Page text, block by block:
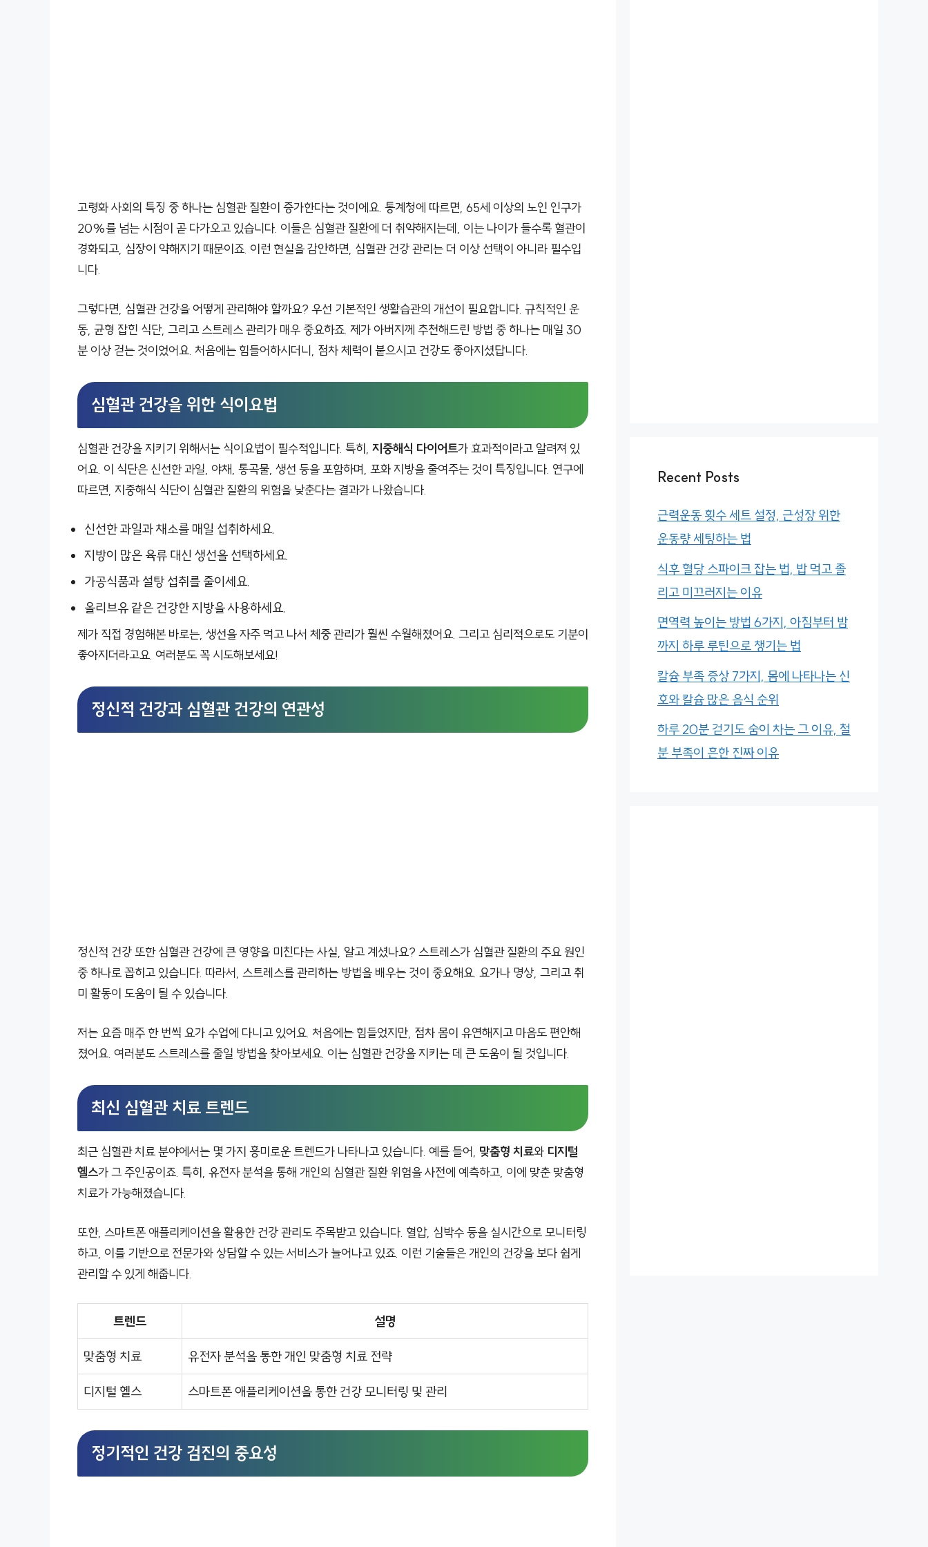
고령화 사회의 특징 중 하나는 심혈관 질환이 증가한다는 것이에요. 통계청에 따르면, 65세 이상의 노인 인구가
20%를 넘는 시점이 곧 다가오고 있습니다. 이들은 심혈관 질환에 더 취약해지는데, 이는 나이가 들수록 혈관이
경화되고, 심장이 약해지기 때문이죠. 이런 현실을 감안하면, 심혈관 건강 관리는 더 이상 선택이 아니라 필수입
니다.
그렇다면, 심혈관 건강을 어떻게 관리해야 할까요? 우선 기본적인 생활습관의 개선이 필요합니다. 규칙적인 운
동, 균형 잡힌 식단, 그리고 스트레스 관리가 매우 중요하죠. 제가 아버지께 추천해드린 방법 중 하나는 매일 30
분 이상 걷는 것이었어요. 처음에는 힘들어하시더니, 점차 체력이 붙으시고 건강도 좋아지셨답니다.
심혈관 건강을 위한 식이요법
심혈관 건강을 지키기 위해서는 식이요법이 필수적입니다. 특히, 지중해식 다이어트가 효과적이라고 알려져 있
어요. 이 식단은 신선한 과일, 야채, 통곡물, 생선 등을 포함하며, 포화 지방을 줄여주는 것이 특징입니다. 연구에
따르면, 지중해식 식단이 심혈관 질환의 위험을 낮춘다는 결과가 나왔습니다.
신선한 과일과 채소를 매일 섭취하세요.
지방이 많은 육류 대신 생선을 선택하세요.
가공식품과 설탕 섭취를 줄이세요.
올리브유 같은 건강한 지방을 사용하세요.
제가 직접 경험해본 바로는, 생선을 자주 먹고 나서 체중 관리가 훨씬 수월해졌어요. 그리고 심리적으로도 기분이
좋아지더라고요. 여러분도 꼭 시도해보세요!
정신적 건강과 심혈관 건강의 연관성
정신적 건강 또한 심혈관 건강에 큰 영향을 미친다는 사실, 알고 계셨나요? 스트레스가 심혈관 질환의 주요 원인
중 하나로 꼽히고 있습니다. 따라서, 스트레스를 관리하는 방법을 배우는 것이 중요해요. 요가나 명상, 그리고 취
미 활동이 도움이 될 수 있습니다.
저는 요즘 매주 한 번씩 요가 수업에 다니고 있어요. 처음에는 힘들었지만, 점차 몸이 유연해지고 마음도 편안해
졌어요. 여러분도 스트레스를 줄일 방법을 찾아보세요. 이는 심혈관 건강을 지키는 데 큰 도움이 될 것입니다.
최신 심혈관 치료 트렌드
최근 심혈관 치료 분야에서는 몇 가지 흥미로운 트렌드가 나타나고 있습니다. 예를 들어, 맞춤형 치료와 디지털
헬스가 그 주인공이죠. 특히, 유전자 분석을 통해 개인의 심혈관 질환 위험을 사전에 예측하고, 이에 맞춘 맞춤형
치료가 가능해졌습니다.
또한, 스마트폰 애플리케이션을 활용한 건강 관리도 주목받고 있습니다. 혈압, 심박수 등을 실시간으로 모니터링
하고, 이를 기반으로 전문가와 상담할 수 있는 서비스가 늘어나고 있죠. 이런 기술들은 개인의 건강을 보다 쉽게
관리할 수 있게 해줍니다.
트렌드 설명
맞춤형 치료 유전자 분석을 통한 개인 맞춤형 치료 전략
디지털 헬스 스마트폰 애플리케이션을 통한 건강 모니터링 및 관리
정기적인 건강 검진의 중요성
Recent Posts
근력운동 횟수 세트 설정, 근성장 위한
운동량 세팅하는 법
식후 혈당 스파이크 잡는 법, 밥 먹고 졸
리고 미끄러지는 이유
면역력 높이는 방법 6가지, 아침부터 밤
까지 하루 루틴으로 챙기는 법
칼슘 부족 증상 7가지, 몸에 나타나는 신
호와 칼슘 많은 음식 순위
하루 20분 걷기도 숨이 차는 그 이유, 철
분 부족이 흔한 진짜 이유